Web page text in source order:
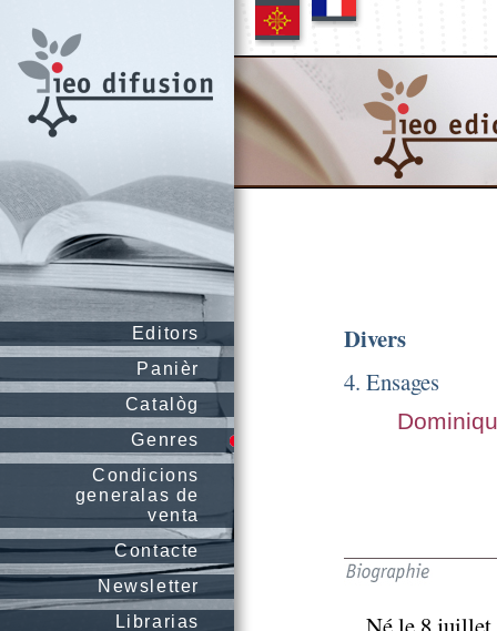
Editors
Panièr
Catalòg
Genres
Condicions
generalas de
venta
Contacte
Newsletter
Librarias
Divers
4. Ensages